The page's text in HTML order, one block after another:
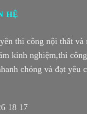
HỆ
thi công nội thất và
kinh nghiệm,thi
chóng và đạt yêu
18 17